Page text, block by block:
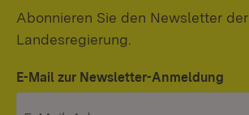
Abonnieren Sie den Newsletter der
Landesregierung.
E-Mail zur Newsletter-Anmeldung